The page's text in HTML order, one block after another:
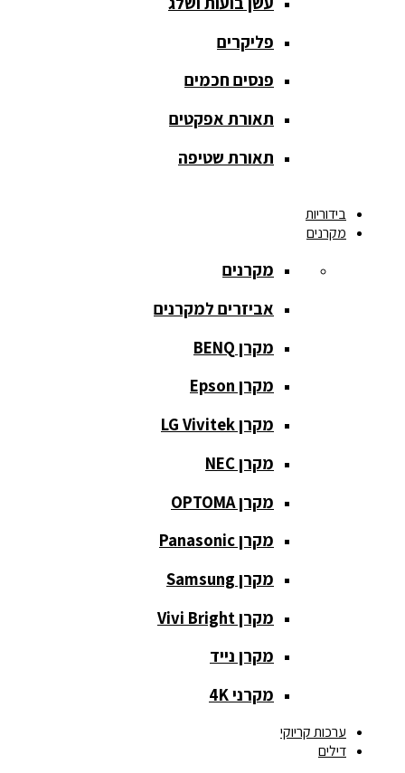
אחורית
מסך הקרנה
חצובה
מסך הקרנה
קבוע
מסך מסגרת
נייד
כלי נגינה
גיטרות
כלי נשיפה
קלידים
תופים
תאורה ואפקטים
פליקרים
פנסים חכמים
תאורת אפקטים
תאורת שטיפה
בידוריות
מקרנים
מקרנים
אביזרים למקרנים
מקרן BENQ
מקרן Epson
מקרן LG Vivitek
מקרן NEC
מקרן OPTOMA
מקרן Panasonic
מקרן Samsung
מקרן Vivi Bright
מקרן נייד
מקרני 4K
ערכות קריוקי
דילים